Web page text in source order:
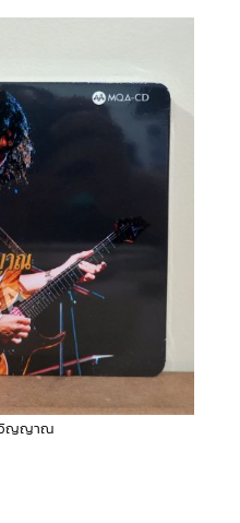
มีวิญญาณ